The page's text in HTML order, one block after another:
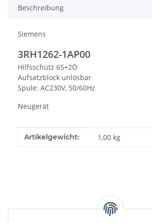
Beschreibung
Siemens
3RH1262-1AP00
Hilfsschütz 6S+2Ö
Aufsatzblock unlösbar
Spule: AC230V, 50/60Hz
Neugerät
Produkteigenschaft
Wert
Artikelgewicht: 1,00 kg